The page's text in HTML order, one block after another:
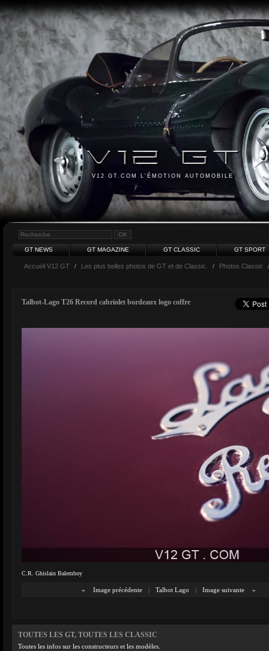
V12 GT.COM L'ÉMOTION AUTOMOBILE
GT NEWS GT MAGAZINE GT CLASSIC GT SPORT
Accueil V12 GT / Les plus belles photos de GT et de Classic. / Photos Classic
Talbot-Lago T26 Record cabriolet bordeaux logo coffre
C.R. Ghislain Balemboy
« Image précédente | Talbot Lago | Image suivante »
TOUTES LES GT, TOUTES LES CLASSIC
Toutes les infos sur les constructeurs et les modèles.